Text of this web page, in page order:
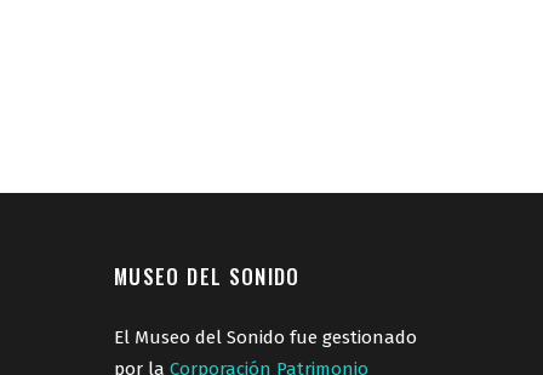
MUSEO DEL SONIDO
El Museo del Sonido fue gestionado
por la Corporación Patrimonio